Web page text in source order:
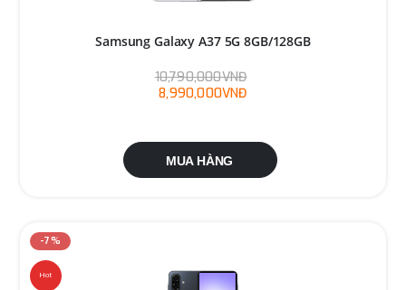
Samsung Galaxy A37 5G 8GB/128GB
10,790,000VNĐ
8,990,000VNĐ
MUA HÀNG
-7%
Hot